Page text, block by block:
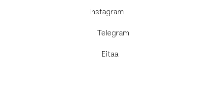
Instagram
​Telegram
Eitaa